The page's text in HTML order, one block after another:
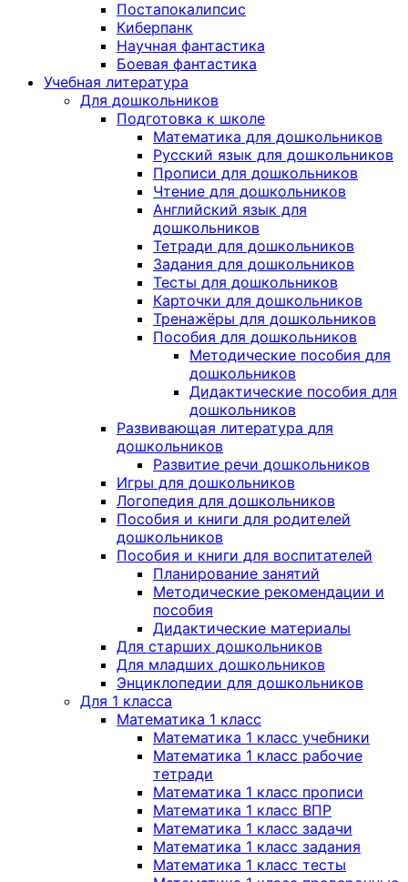
Постапокалипсис
Киберпанк
Научная фантастика
Боевая фантастика
Учебная литература
Для дошкольников
Подготовка к школе
Математика для дошкольников
Русский язык для дошкольников
Прописи для дошкольников
Чтение для дошкольников
Английский язык для
дошкольников
Тетради для дошкольников
Задания для дошкольников
Тесты для дошкольников
Карточки для дошкольников
Тренажёры для дошкольников
Пособия для дошкольников
Методические пособия для
дошкольников
Дидактические пособия для
дошкольников
Развивающая литература для
дошкольников
Развитие речи дошкольников
Игры для дошкольников
Логопедия для дошкольников
Пособия и книги для родителей
дошкольников
Пособия и книги для воспитателей
Планирование занятий
Методические рекомендации и
пособия
Дидактические материалы
Для старших дошкольников
Для младших дошкольников
Энциклопедии для дошкольников
Для 1 класса
Математика 1 класс
Математика 1 класс учебники
Математика 1 класс рабочие
тетради
Математика 1 класс прописи
Математика 1 класс ВПР
Математика 1 класс задачи
Математика 1 класс задания
Математика 1 класс тесты